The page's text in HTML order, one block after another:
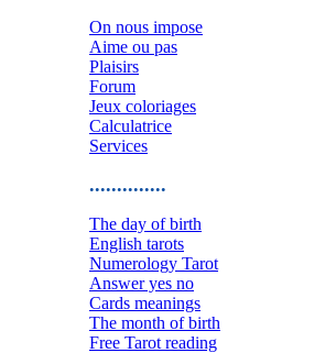
On nous impose
Aime ou pas
Plaisirs
Forum
Jeux coloriages
Calculatrice
Services
..............
The day of birth
English tarots
Numerology Tarot
Answer yes no
Cards meanings
The month of birth
Free Tarot reading